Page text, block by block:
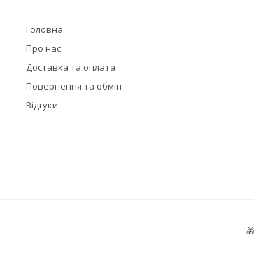
Головна
Про нас
Доставка та оплата
Повернення та обмін
Відгуки